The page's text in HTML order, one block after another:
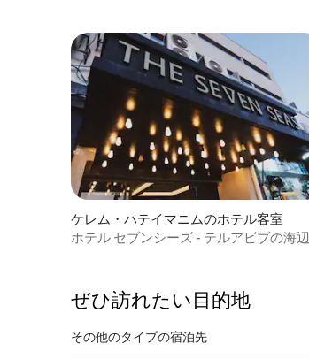
ケレム・ハテイマニムのホテル客室
ホテル セブンシーズ - テルアビブの海辺
ぜひ訪⁠れ⁠た⁠い目⁠的⁠地
その他のタ⁠イ⁠プ⁠の宿⁠泊⁠先